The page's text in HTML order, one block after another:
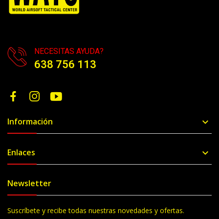
NECESITAS AYUDA?
638 756 113
Información 
Enlaces 
Newsletter
Suscríbete y recibe todas nuestras novedades y ofertas.